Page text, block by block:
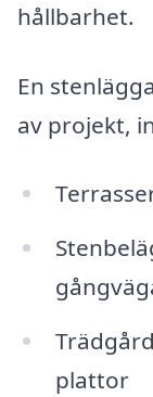
hållbarhet.
En
av projekt,
plattor